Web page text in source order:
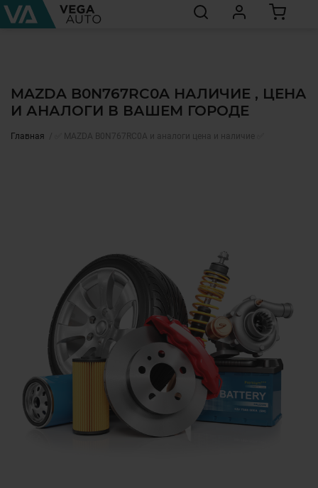
MAZDA B0N767RC0A НАЛИЧИЕ , ЦЕНА
И АНАЛОГИ В ВАШЕМ ГОРОДЕ
Главная ✅ MAZDA B0N767RC0A и аналоги цена и наличие ✅